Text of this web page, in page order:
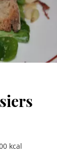
kcal